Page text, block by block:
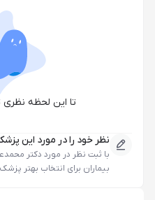
تا این لحظه
نظر خود را در مورد این
با ثبت نظر در مورد دکتر
بیماران برای انتخاب بهتر